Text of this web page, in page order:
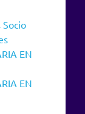
Socio
EN
EN